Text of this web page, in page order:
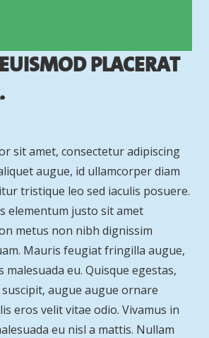
placerat
sit amet, consectetur adipiscing
augue, id ullamcorper diam
tristique leo sed iaculis posuere.
elementum justo sit amet
metus non nibh dignissim
Mauris feugiat fringilla augue,
malesuada eu. Quisque egestas,
augue augue ornare
eros velit vitae odio. Vivamus in
eu nisl a mattis. Nullam